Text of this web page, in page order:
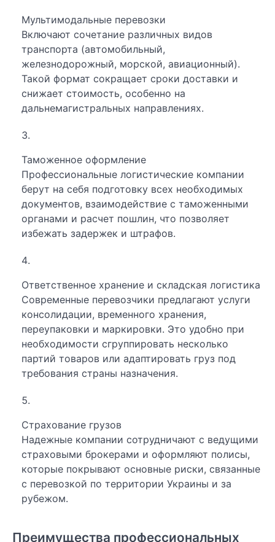
Мультимодальные перевозки
Включают сочетание различных видов
транспорта (автомобильный,
железнодорожный, морской, авиационный).
Такой формат сокращает сроки доставки и
снижает стоимость, особенно на
дальнемагистральных направлениях.
Таможенное оформление
Профессиональные логистические компании
берут на себя подготовку всех необходимых
документов, взаимодействие с таможенными
органами и расчет пошлин, что позволяет
избежать задержек и штрафов.
Ответственное хранение и складская логистика
Современные перевозчики предлагают услуги
консолидации, временного хранения,
переупаковки и маркировки. Это удобно при
необходимости сгруппировать несколько
партий товаров или адаптировать груз под
требования страны назначения.
Страхование грузов
Надежные компании сотрудничают с ведущими
страховыми брокерами и оформляют полисы,
которые покрывают основные риски, связанные
с перевозкой по территории Украины и за
рубежом.
Преимущества профессиональных